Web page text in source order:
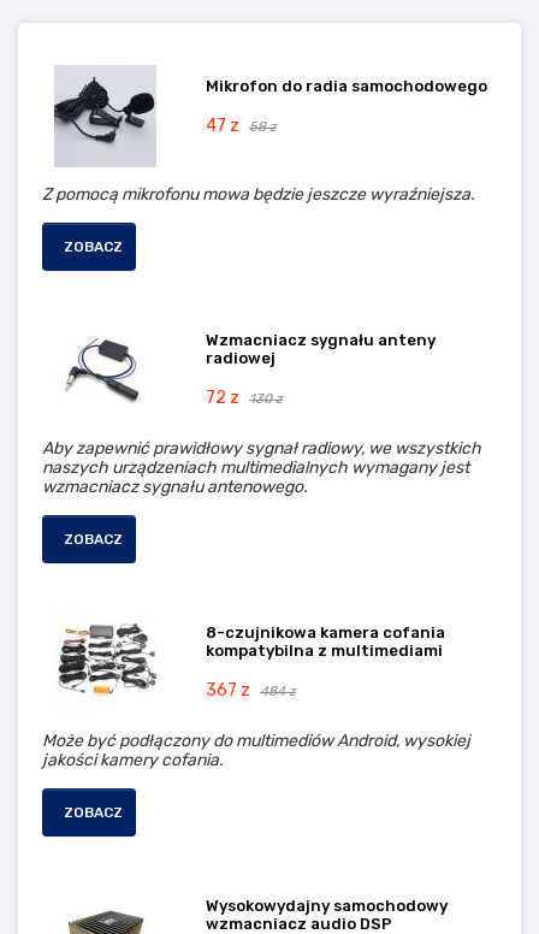
Mikrofon do radia samochodowego
47 z 58 z
Z pomocą mikrofonu mowa będzie jeszcze wyraźniejsza.
ZOBACZ
Wzmacniacz sygnału anteny
radiowej
72 z 130 z
Aby zapewnić prawidłowy sygnał radiowy, we wszystkich
naszych urządzeniach multimedialnych wymagany jest
wzmacniacz sygnału antenowego.
ZOBACZ
8-czujnikowa kamera cofania
kompatybilna z multimediami
367 z 484 z
Może być podłączony do multimediów Android, wysokiej
jakości kamery cofania.
ZOBACZ
Wysokowydajny samochodowy
wzmacniacz audio DSP